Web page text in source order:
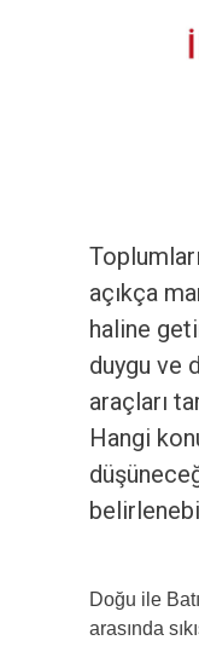
açıkça
haline
duygu ve
araçları
Hangi
Doğu ile
arasında